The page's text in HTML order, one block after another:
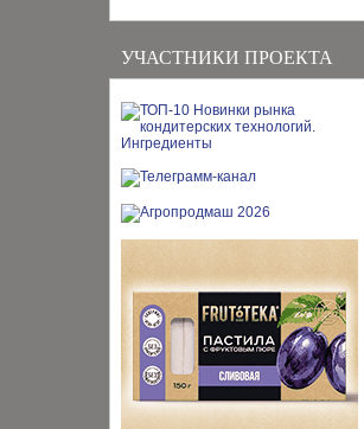
УЧАСТНИКИ ПРОЕКТА